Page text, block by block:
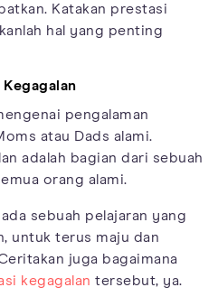
Katakan prestasi
hal yang penting
pengalaman
atau Dads alami.
adalah bagian dari sebuah
orang alami.
sebuah pelajaran yang
untuk terus maju dan
juga bagaimana
kegagalan tersebut, ya.